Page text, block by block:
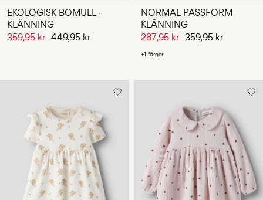
EKOLOGISK BOMULL -
KLÄNNING
359,95 kr 449,95 kr
NORMAL PASSFORM
KLÄNNING
287,95 kr 359,95 kr
+1 färger